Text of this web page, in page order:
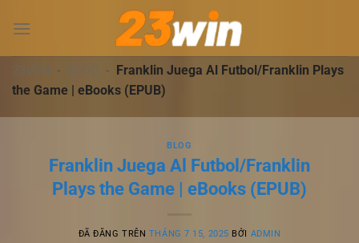
đến
dung23WIN - BLOG - Franklin Juega Al Futbol/Franklin Plays
the Game | eBooks (EPUB)
BLOG
Franklin Juega Al Futbol/Franklin
Plays the Game | eBooks (EPUB)
ĐÃ ĐĂNG TRÊN THÁNG 7 15, 2025 BỞI ADMIN